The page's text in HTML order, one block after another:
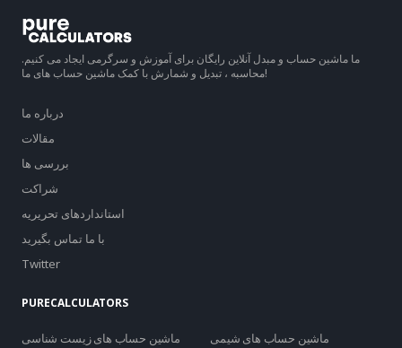
ما ماشین حساب و مبدل آنلاین رایگان برای آموزش و سرگرمی ایجاد می کنیم.
محاسبه ، تبدیل و شمارش با کمک ماشین حساب های ما!
درباره ما
مقالات
بررسی ها
شراکت
استانداردهای تحریریه
با ما تماس بگیرید
Twitter
PURECALCULATORS
ماشین حساب های زیست شناسی
ماشین حساب های شیمی